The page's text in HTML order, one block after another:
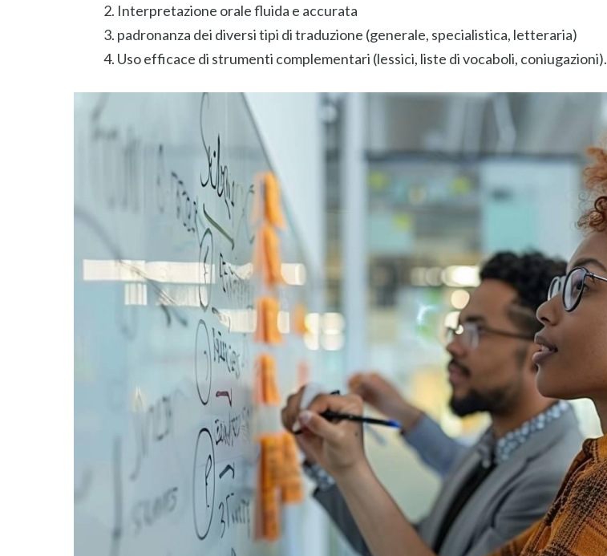
Interpretazione orale fluida e accurata
padronanza dei diversi tipi di traduzione (generale, specialistica, letteraria)
Uso efficace di strumenti complementari (lessici, liste di vocaboli, coniugazioni).